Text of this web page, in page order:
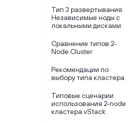
Тип 3 развертывания.
Независимые ноды с
локальными дисками
Сравнение типов 2-
Node Cluster
Рекомендации по
выбору типа кластера
Типовые сценарии
использования 2‑node
кластера vStack